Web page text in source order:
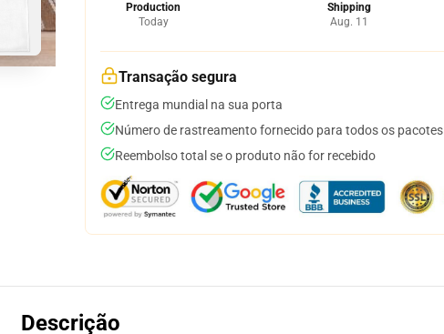
Production
Today
Shipping
Aug. 11
Transação segura
Entrega mundial na sua porta
Número de rastreamento fornecido para todos os pacotes
Reembolso total se o produto não for recebido
Descrição